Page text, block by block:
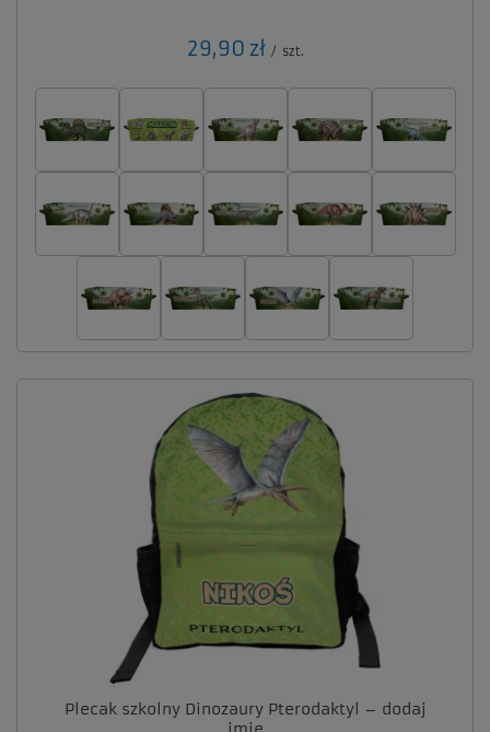
29,90 zł / szt.
Plecak szkolny Dinozaury Pterodaktyl – dodaj